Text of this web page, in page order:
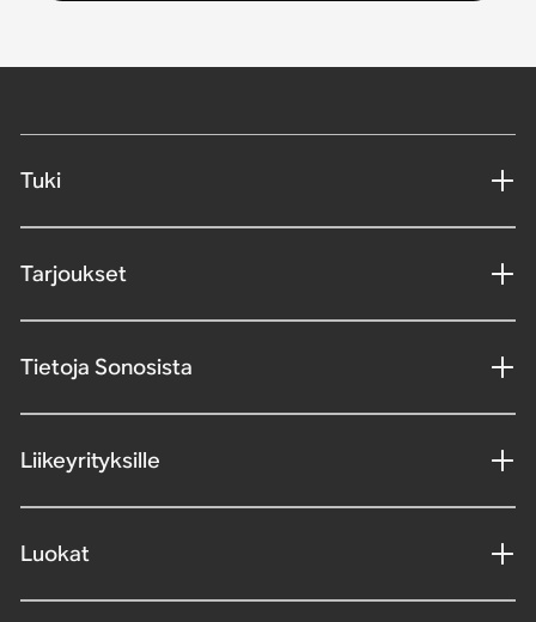
Tuki
Tarjoukset
Tietoja Sonosista
Liikeyrityksille
Luokat